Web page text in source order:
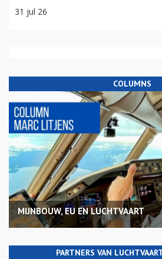
31 jul 26
COLUMNS
MIJNBOUW, EU EN LUCHTVAART
PARTNERS VAN